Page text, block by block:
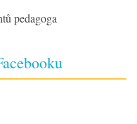
pedagoga